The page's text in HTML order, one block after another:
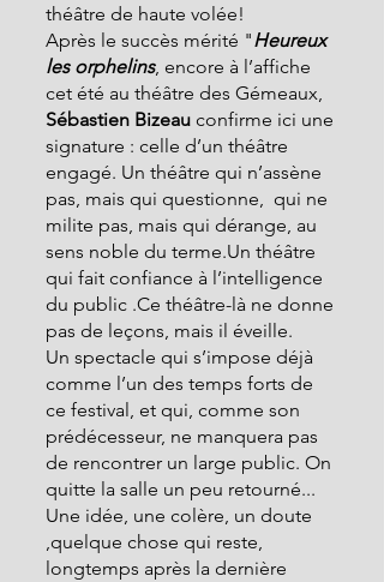
théâtre de haute volée!
Après le succès mérité "Heureux
les orphelins, encore à l’affiche
cet été au théâtre des Gémeaux,
Sébastien Bizeau confirme ici une
signature : celle d’un théâtre
engagé. Un théâtre qui n’assène
pas, mais qui questionne,  qui ne
milite pas, mais qui dérange, au
sens noble du terme.Un théâtre
qui fait confiance à l’intelligence
du public .Ce théâtre-là ne donne
pas de leçons, mais il éveille.
Un spectacle qui s’impose déjà
comme l’un des temps forts de
ce festival, et qui, comme son
prédécesseur, ne manquera pas
de rencontrer un large public. On
quitte la salle un peu retourné...
Une idée, une colère, un doute
,quelque chose qui reste,
longtemps après la dernière